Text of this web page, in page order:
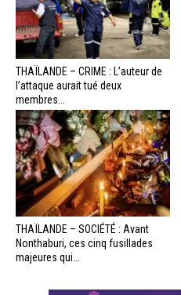
THAÏLANDE – CRIME : L’auteur de
l’attaque aurait tué deux
membres...
THAÏLANDE – SOCIÉTÉ : Avant
Nonthaburi, ces cinq fusillades
majeures qui...